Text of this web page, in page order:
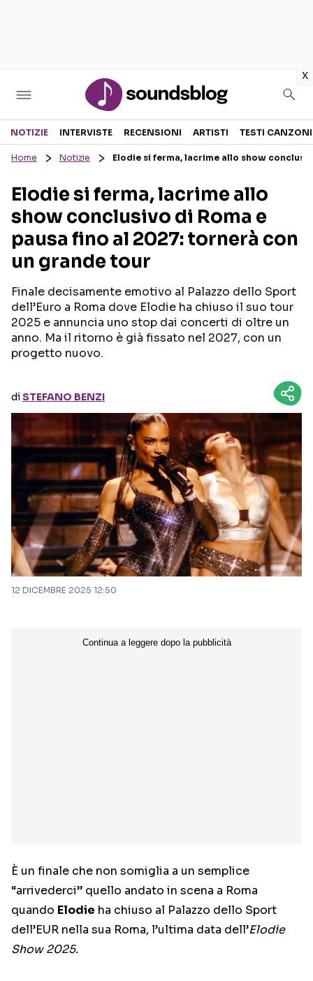
x
Sezioni
RECENSIONI MUSICALI
INTERVISTE
GOSSIP E CURIOSITÀ
TESTI CANZONI
TOUR ED EVENTI
TALENT SHOW
Seguici sui social
NOTIZIE INTERVISTE RECENSIONI ARTISTI TESTI CANZONI
Home Notizie Elodie si ferma, lacrime allo show
Elodie si ferma, lacrime allo
show conclusivo di Roma e
pausa fino al 2027: tornerà con
un grande tour
Finale decisamente emotivo al Palazzo dello Sport
dell’Euro a Roma dove Elodie ha chiuso il suo tour
2025 e annuncia uno stop dai concerti di oltre un
anno. Ma il ritorno è già fissato nel 2027, con un
progetto nuovo.
diSTEFANO BENZI
12 DICEMBRE 2025 12:50
È un finale che non somiglia a un semplice
“arrivederci” quello andato in scena a Roma
quando Elodie ha chiuso al Palazzo dello Sport
dell’EUR nella sua Roma, l’ultima data dell’Elodie
Show 2025.